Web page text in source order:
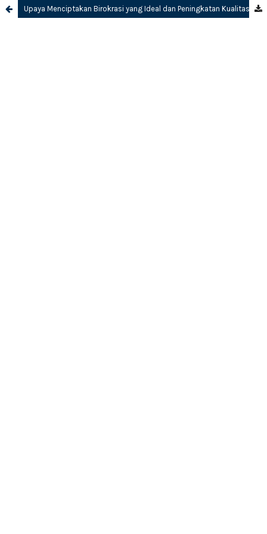
Upaya Menciptakan Birokrasi yang Ideal dan Peningkatan Kualitas Aparatur Pemerintah